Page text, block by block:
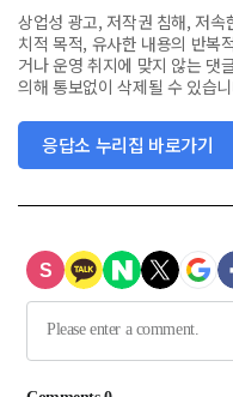
상업성 광고, 저작권 침해, 저
치적 목적, 유사한 내용의 반복
거나 운영 취지에 맞지 않는 댓
의해 통보없이 삭제될 수 있습
응답소 누리집 바로가기